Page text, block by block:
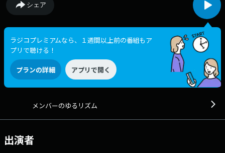
シェア
ラジコプレミアムなら、１週間以上前の番組もア
プリで聴ける！
プランの詳細 アプリで開く
メンバーのゆるリズム
出演者